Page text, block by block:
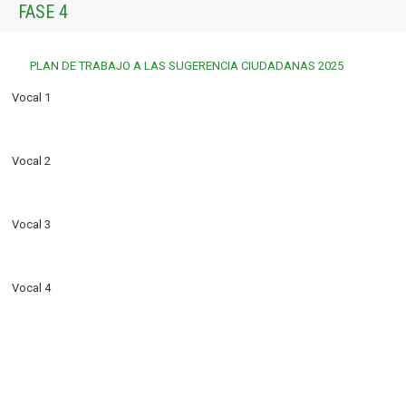
FASE 4
PLAN DE TRABAJO A LAS SUGERENCIA CIUDADANAS 2025
Vocal 1
Vocal 2
Vocal 3
Vocal 4